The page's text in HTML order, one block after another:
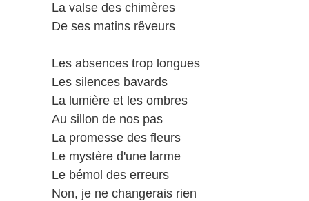
La valse des chimères
De ses matins rêveurs
Les absences trop longues
Les silences bavards
La lumière et les ombres
Au sillon de nos pas
La promesse des fleurs
Le mystère d'une larme
Le bémol des erreurs
Non, je ne changerais rien